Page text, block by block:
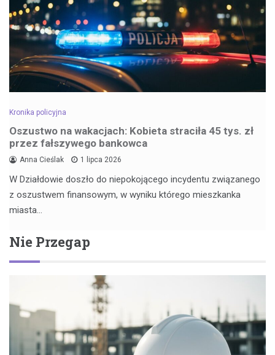
Kronika policyjna
Oszustwo na wakacjach: Kobieta straciła 45 tys. zł
przez fałszywego bankowca
Anna Cieślak 1 lipca 2026
W Działdowie doszło do niepokojącego incydentu związanego
z oszustwem finansowym, w wyniku którego mieszkanka
miasta…
Nie Przegap